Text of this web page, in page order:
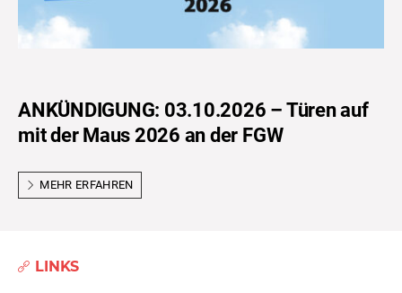
ANKÜNDIGUNG: 03.10.2026 – Türen auf
mit der Maus 2026 an der FGW
MEHR ERFAHREN
LINKS